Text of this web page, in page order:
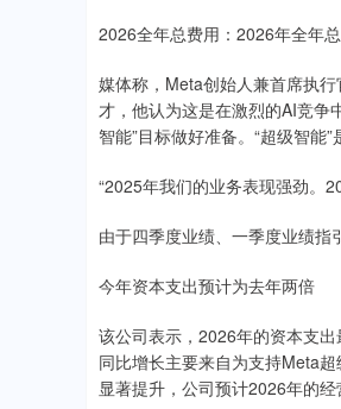
2026全年总费用：2026年全年
媒体称，Meta创始人兼首席执
才，他认为这是在激烈的AI竞争
智能”目标做好准备。“超级智能
“2025年我们的业务表现强劲。
由于四季度业绩、一季度业绩指
今年资本支出预计为去年两倍
该公司表示，2026年的资本支
同比增长主要来自为支持Meta
显著提升，公司预计2026年的经